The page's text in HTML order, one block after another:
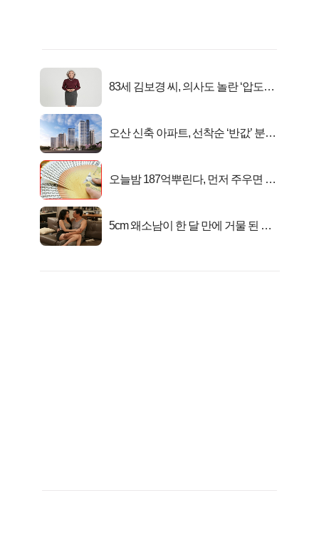
83세 김보경 씨, 의사도 놀란 ‘압도적
오산 신축 아파트, 선착순 ‘반값’ 분양
오늘밤 187억뿌린다, 먼저 주우면 최
5cm 왜소남이 한 달 만에 거물 된 사